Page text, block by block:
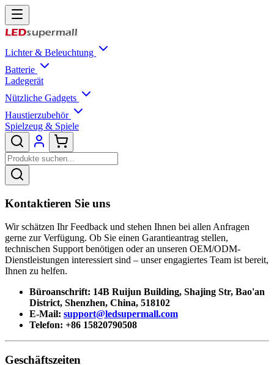
Lichter & Beleuchtung
Batterie
Ladegerät
Nützliche Gadgets
Haustierzubehör
Spielzeug & Spiele
Kontaktieren Sie uns
Wir schätzen Ihr Feedback und stehen Ihnen bei allen Anfragen
gerne zur Verfügung. Ob Sie einen Garantieantrag stellen,
technischen Support benötigen oder an unseren OEM/ODM-
Dienstleistungen interessiert sind – unser engagiertes Team ist bereit,
Ihnen zu helfen.
Büroanschrift: 14B Ruijun Building, Shajing Str, Bao'an
District, Shenzhen, China, 518102
E-Mail: support@ledsupermall.com
Telefon: +86 15820790508
Geschäftszeiten